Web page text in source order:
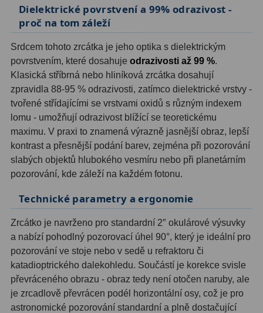
Převracecí4
Optické hledáčky 15
Red Dot hledáčky6
Sluneční hledáčky3
Úchyty a držáky hledáčků
Příslušenství54
Redukce 1,25" a 2"
Svítilny
Čištění28
Binohlavy3
Ostatní1
Dielektrické povrstvení a 99% odrazivost -
proč na tom záleží
Srdcem tohoto zrcátka je jeho optika s dielektrickým
povrstvením, které dosahuje odrazivosti až 99 %.
Klasická stříbrná nebo hliníková zrcátka dosahují
zpravidla 88-95 % odrazivosti, zatímco dielektrické vrstvy -
tvořené střídajícími se vrstvami oxidů s různým indexem
lomu - umožňují odrazivost blížící se teoretickému
maximu. V praxi to znamená výrazně jasnější obraz, lepší
kontrast a přesnější podání barev, zejména při pozorování
slabých objektů hlubokého vesmíru nebo při planetárním
pozorování, kde záleží na každém fotonu.
Technické parametry a ergonomie
Zrcátko je navrženo pro standardní 2″ okulárové výsuvky
a nabízí pohodlný pozorovací úhel 90°, který je ideální pro
pozorování ve stoje nebo v sedě u refraktoru či
katadioptrického dalekohledu. Součástí je korekce svisle
převráceného obrazu - obraz tedy není otočen naruby, ale
je zrcadlově převrácen podél horizontální osy, což je pro
astronomické pozorování standardní a plně dostačující